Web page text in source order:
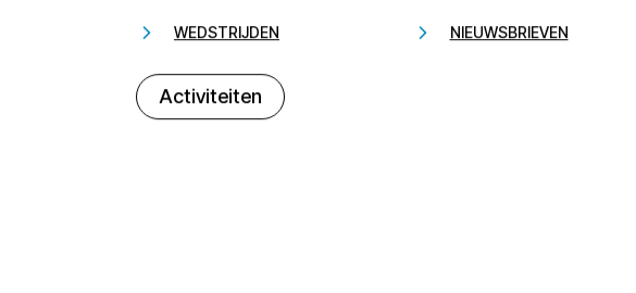
WEDSTRIJDEN NIEUWSBRIEVEN
Activiteiten